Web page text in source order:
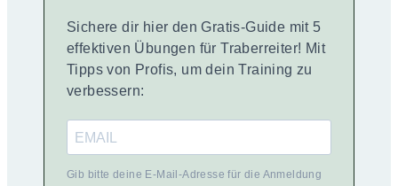
Sichere dir hier den Gratis-Guide mit 5
effektiven Übungen für Traberreiter! Mit
Tipps von Profis, um dein Training zu
verbessern:
Gib bitte deine E-Mail-Adresse für die Anmeldung